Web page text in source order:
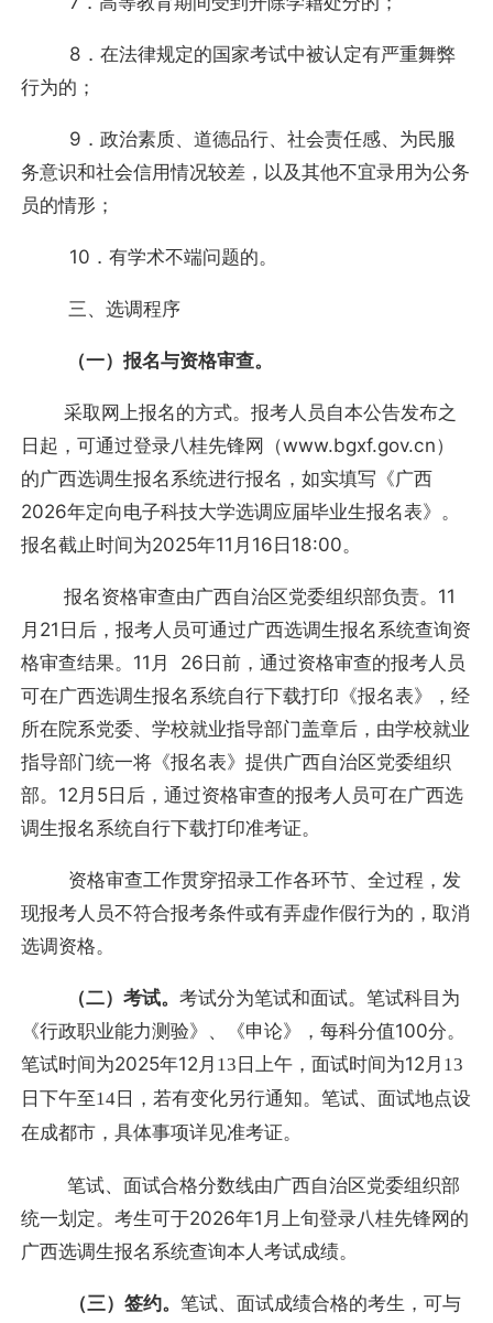
8．在法律规定的国家考试中被认定有严重舞弊
行为的；
9．政治素质、道德品行、社会责任感、为民服
务意识和社会信用情况较差，以及其他不宜录用为公务
员的情形；
10．有学术不端问题的。
三、选调程序
（一）报名与资格审查。
采取网上报名的方式。报考人员自本公告发布之
日起，可通过登录八桂先锋网（www.bgxf.gov.cn）
的广西选调生报名系统进行报名，如实填写《广西
2026年定向电子科技大学选调应届毕业生报名表》。
报名截止时间为2025年11月16日18:00。
报名资格审查由广西自治区党委组织部负责。11
月21日后，报考人员可通过广西选调生报名系统查询资
格审查结果。11月 26日前，通过资格审查的报考人员
可在广西选调生报名系统自行下载打印《报名表》，经
所在院系党委、学校就业指导部门盖章后，由学校就业
指导部门统一将《报名表》提供广西自治区党委组织
部。12月5日后，通过资格审查的报考人员可在广西选
调生报名系统自行下载打印准考证。
资格审查工作贯穿招录工作各环节、全过程，发
现报考人员不符合报考条件或有弄虚作假行为的，取消
选调资格。
（二）考试。考试分为笔试和面试。笔试科目为
《行政职业能力测验》、《申论》，每科分值100分。
笔试时间为2025年12月 13日上午，面试时间为12月 13
日下午至14日，若有变化另行通知。笔试、面试地点设
在成都市 ，具体事项详见准考证。
笔试、面试合格分数线由广西自治区党委组织部
统一划定。考生可于2026年1月上旬登录八桂先锋网的
广西选调生报名系统查询本人考试成绩。
（三）签约。笔试、面试成绩合格的考生，可与